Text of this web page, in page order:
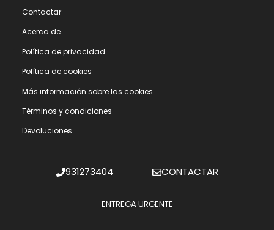
Contactar
Acerca de
Polí­tica de privacidad
Polí­tica de cookies
Más información sobre las cookies
Términos y condiciones
Devoluciones
931273404 CONTACTAR
ENTREGA URGENTE